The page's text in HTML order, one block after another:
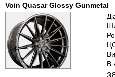
Voin Quasar Glossy Gunmetal
В